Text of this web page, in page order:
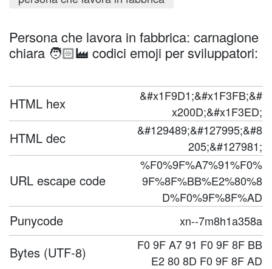
Persona che lavora in fabbrica: carnagione
chiara 🧑🏻‍🏭 codici emoji per sviluppatori:
HTML hex
&#x1F9D1;&#x1F3FB;&#
x200D;&#x1F3ED;
HTML dec
&#129489;&#127995;&#8
205;&#127981;
URL escape code
%F0%9F%A7%91%F0%
9F%8F%BB%E2%80%8
D%F0%9F%8F%AD
Punycode xn--7m8h1a358a
Bytes (UTF-8)
F0 9F A7 91 F0 9F 8F BB
E2 80 8D F0 9F 8F AD